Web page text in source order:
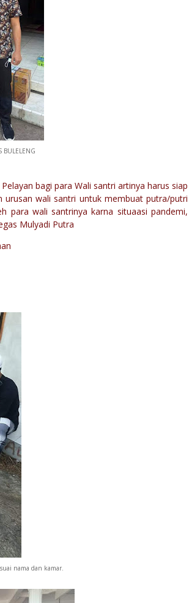
BULELENG
bagi para Wali santri artinya harus siap
wali santri untuk membuat putra/putri
para wali santrinya karna situaasi pandemi,
Mulyadi Putra
nama dan kamar.